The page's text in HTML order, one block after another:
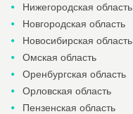
Нижегородская область
Новгородская область
Новосибирская область
Омская область
Оренбургская область
Орловская область
Пензенская область